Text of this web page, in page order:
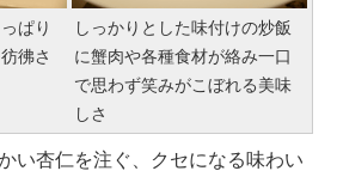
ぱり
彿さ
しっかりとした味付けの炒飯
に蟹肉や各種食材が絡み一口
で思わず笑みがこぼれる美味
しさ
い杏仁を注ぐ、クセになる味わい